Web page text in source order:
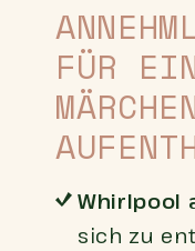
FÜR
Whirlpool
sich zu